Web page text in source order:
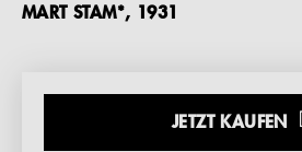
DE
MART STAM*, 1931
JETZT KAUFEN